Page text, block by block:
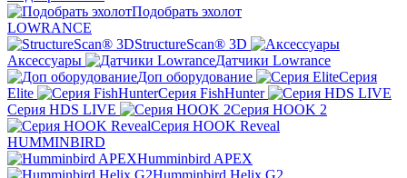
Подобрать эхолот
LOWRANCE
StructureScan® 3D
Аксессуары
Датчики Lowrance
Доп оборудование
Серия
Elite
Серия FishHunter
Серия HDS LIVE
Серия HOOK 2
Серия HOOK Reveal
HUMMINBIRD
Humminbird APEX
Humminbird Helix G2